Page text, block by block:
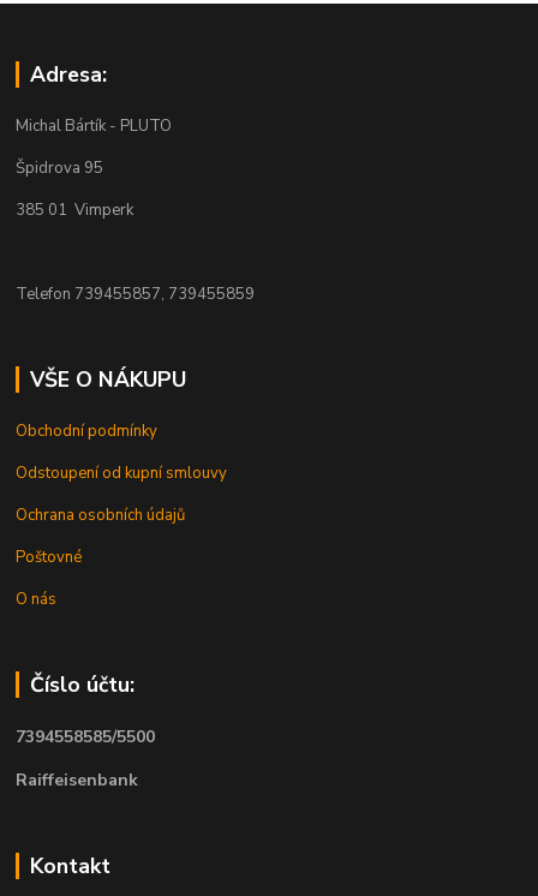
Adresa:
Michal Bártík - PLUTO
Špidrova 95
385 01 Vimperk
Telefon 739455857, 739455859
VŠE O NÁKUPU
Obchodní podmínky
Odstoupení od kupní smlouvy
Ochrana osobních údajů
Poštovné
O nás
Číslo účtu:
7394558585/5500
Raiffeisenbank
Kontakt